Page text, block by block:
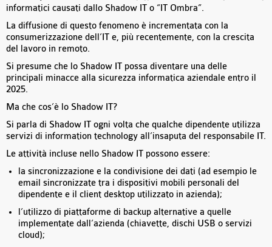
informatici causati dallo Shadow IT o “IT Ombra”.
La diffusione di questo fenomeno è incrementata con la
consumerizzazione dell’IT e, più recentemente, con la crescita
del lavoro in remoto.
Si presume che lo Shadow IT possa diventare una delle
principali minacce alla sicurezza informatica aziendale entro il
2025.
Ma che cos’è lo Shadow IT?
Si parla di Shadow IT ogni volta che qualche dipendente utilizza
servizi di information technology all’insaputa del responsabile IT.
Le attività incluse nello Shadow IT possono essere:
la sincronizzazione e la condivisione dei dati (ad esempio le
email sincronizzate tra i dispositivi mobili personali del
dipendente e il client desktop utilizzato in azienda);
l’utilizzo di piattaforme di backup alternative a quelle
implementate dall’azienda (chiavette, dischi USB o servizi
cloud);